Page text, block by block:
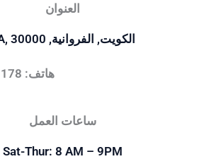
العنوان
الكويت, الفروانية, CA, 30000
هاتف: tel:+96566341178
ساعات العمل
Sat-Thur: 8 AM – 9PM